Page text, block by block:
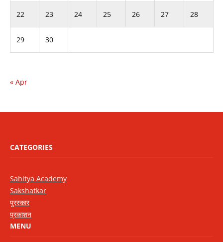
22 23 24 25 26 27 28
29 30
« Apr
CATEGORIES
Sahitya Academy
Sakshatkar
पुरस्कार
प्रकाशन
MENU